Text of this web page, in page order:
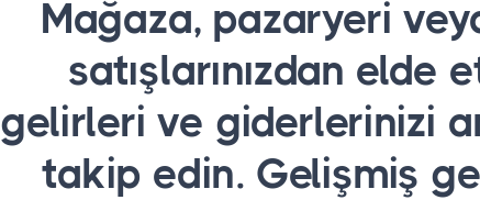
Mağaza, pazaryeri
satışlarınızdan elde
gelirleri ve giderlerinizi
takip edin. Gelişmiş